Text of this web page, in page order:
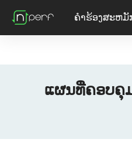
ຄໍາຮ້ອງສະຫມັ
ແຜນທີ່ຄອບຄຸມ